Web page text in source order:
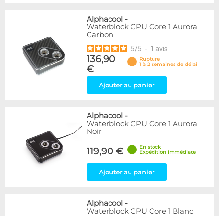
Alphacool -
Waterblock CPU Core 1 Aurora
Carbon
5/5 - 1 avis
136,90
€
Rupture
1 à 2 semaines de délai
Ajouter au panier
Alphacool -
Waterblock CPU Core 1 Aurora
Noir
119,90 €
En stock
Expédition immédiate
Ajouter au panier
Alphacool -
Waterblock CPU Core 1 Blanc